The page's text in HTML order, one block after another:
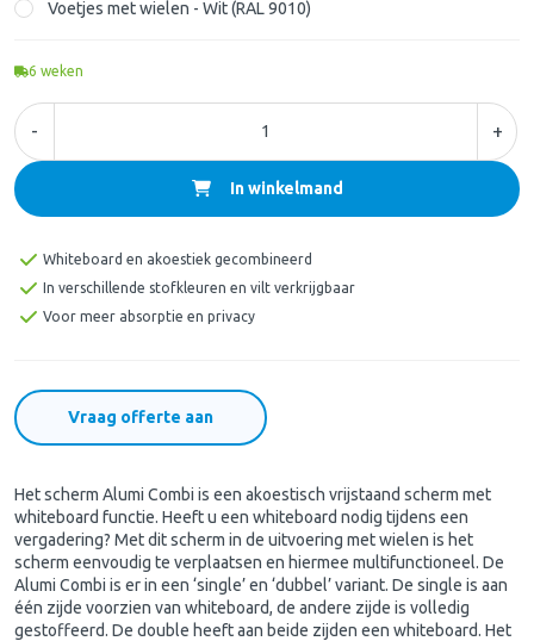
Voetjes met wielen - Wit (RAL 9010)
6 weken
- +
In winkelmand
Whiteboard en akoestiek gecombineerd
In verschillende stofkleuren en vilt verkrijgbaar
Voor meer absorptie en privacy
Vraag offerte aan
Het scherm Alumi Combi is een akoestisch vrijstaand scherm met
whiteboard functie. Heeft u een whiteboard nodig tijdens een
vergadering? Met dit scherm in de uitvoering met wielen is het
scherm eenvoudig te verplaatsen en hiermee multifunctioneel. De
Alumi Combi is er in een ‘single’ en ‘dubbel’ variant. De single is aan
één zijde voorzien van whiteboard, de andere zijde is volledig
gestoffeerd. De double heeft aan beide zijden een whiteboard. Het